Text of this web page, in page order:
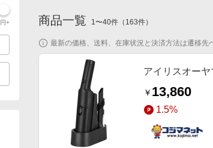
円+ 商品一覧 1〜40件 （ 163件）
最新の価格、送料、在庫状況と決済方法は遷移先
アイリスオー
￥ 13,860
1.5%